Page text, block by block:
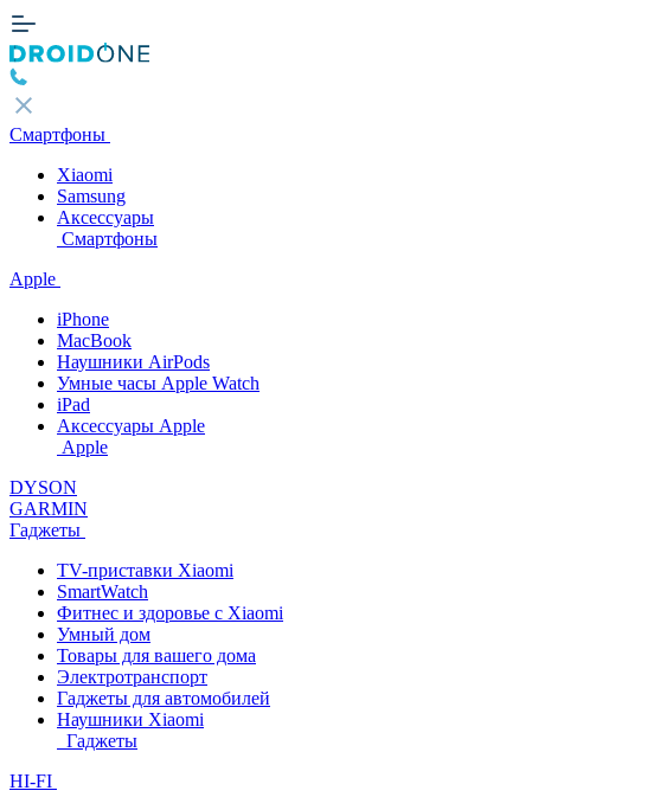
Смартфоны
Xiaomi
Samsung
Аксессуары
Смартфоны
Apple
iPhone
MacBook
Наушники AirPods
Умные часы Apple Watch
iPad
Аксессуары Apple
Apple
DYSON
GARMIN
Гаджеты
TV-приставки Xiaomi
SmartWatch
Фитнес и здоровье с Xiaomi
Умный дом
Товары для вашего дома
Электротранспорт
Гаджеты для автомобилей
Наушники Xiaomi
Гаджеты
HI-FI